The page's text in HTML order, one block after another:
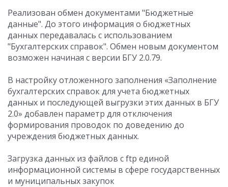
Реализован обмен документами "Бюджетные
данные". До этого информация о бюджетных
данных передавалась с использованием
"Бухгалтерских справок". Обмен новым документом
возможен начиная с версии БГУ 2.0.79.
В настройку отложенного заполнения «Заполнение
бухгалтерских справок для учета бюджетных
данных и последующей выгрузки этих данных в БГУ
2.0» добавлен параметр для отключения
формирования проводок по доведению до
учреждения бюджетных данных.
Загрузка данных из файлов с ftp единой
информационной системы в сфере государственных
и муниципальных закупок